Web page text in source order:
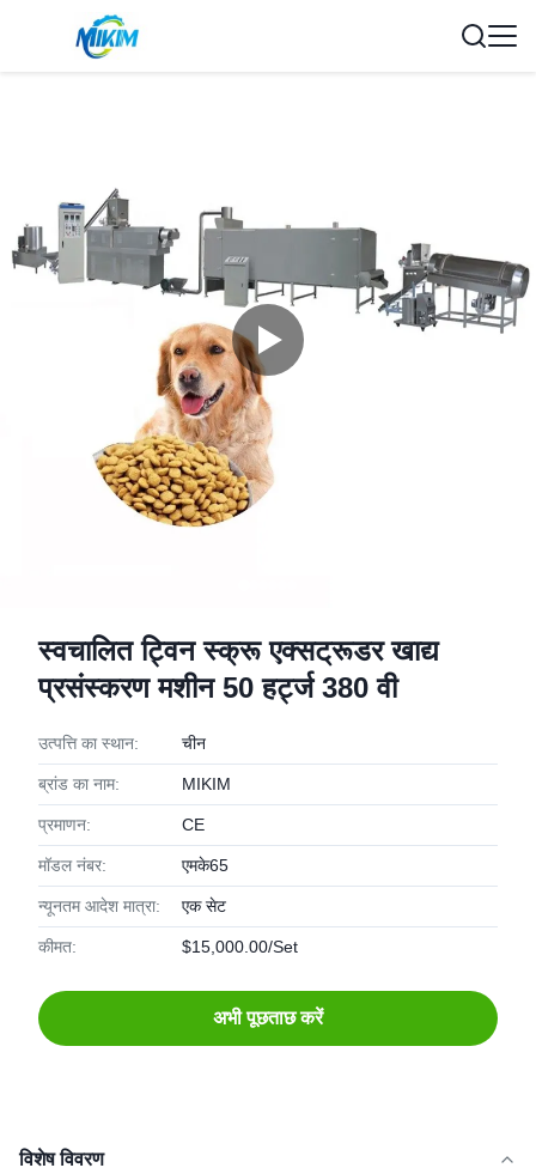
स्वचालित ट्विन स्क्रू एक्सट्रूडर खाद्य
प्रसंस्करण मशीन 50 हर्ट्ज 380 वी
उत्पत्ति का स्थान: चीन
ब्रांड का नाम: MIKIM
प्रमाणन: CE
मॉडल नंबर: एमके65
न्यूनतम आदेश मात्रा: एक सेट
कीमत: $15,000.00/Set
अभी पूछताछ करें
विशेष विवरण